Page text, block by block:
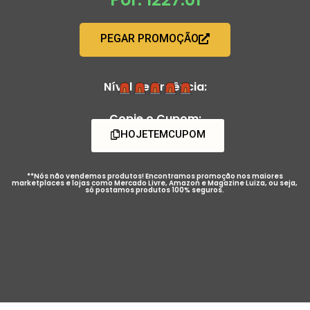
PEGAR PROMOÇÃO
Nível de Urgência:
Copie o Cupom:
HOJETEMCUPOM
**Nós não vendemos produtos! Encontramos promoção nos maiores
marketplaces e lojas como Mercado Livre, Amazon e Magazine Luiza, ou seja,
só postamos produtos 100% seguros.